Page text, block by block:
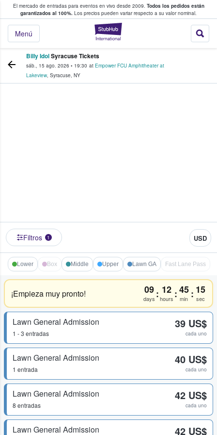
El mercado de entradas para eventos en vivo desde 2009. Todos los pedidos están
garantizados al 100%. Los precios pueden variar respecto a su valor nominal.
StubHub:
Menú
y venta de entradas entre fans
Billy IdolSyracuse Tickets
sáb., 15 ago. 2026 • 19:30 at Empower FCU Amphitheater at
Lakeview, Syracuse, NY
Filtros 1 USD
Lower Box Middle Upper Lawn GA Fast Lane Pass
¡Empieza muy pronto! 09
days : 12
hours :45
min : 14
sec
Lawn General Admission
1 - 3 entradas
39 US$
cada uno
Lawn General Admission
1 entrada
40 US$
cada uno
Lawn General Admission
8 entradas
42 US$
cada uno
Lawn General Admission 42 US$